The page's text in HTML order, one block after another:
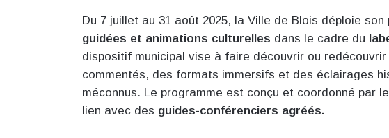
Du 7 juillet au 31 août 2025, la Ville de Blois déploie son
guidées et animations culturelles dans le cadre du
dispositif municipal vise à faire découvrir ou
commentés, des formats immersifs et des éclairages
méconnus. Le programme est conçu et coordonné par
lien avec des guides-conférenciers agréés.